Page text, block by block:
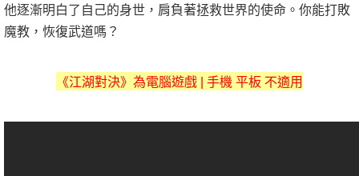
他逐漸明白了自己的身世，肩負著拯救世界的使命。你能打敗
魔教，恢復武道嗎？
《江湖對決》 為電腦遊戲 | 手機 平板 不適用